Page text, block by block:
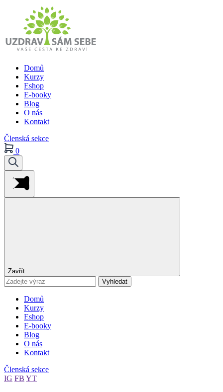
Domů
Kurzy
Eshop
E-booky
Blog
O nás
Kontakt
Členská sekce
0
Zavřít
Vyhledat
Domů
Kurzy
Eshop
E-booky
Blog
O nás
Kontakt
Členská sekce
IG FB YT